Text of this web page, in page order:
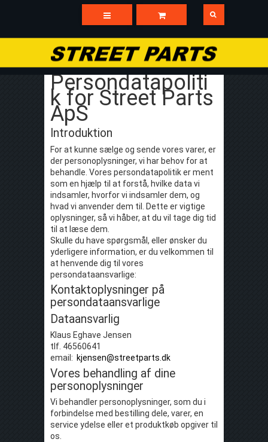
Persondatapoliti
k for Street Parts
ApS
Introduktion
For at kunne sælge og sende vores varer, er
der personoplysninger, vi har behov for at
behandle. Vores persondatapolitik er ment
som en hjælp til at forstå, hvilke data vi
indsamler, hvorfor vi indsamler dem, og
hvad vi anvender dem til. Dette er vigtige
oplysninger, så vi håber, at du vil tage dig tid
til at læse dem.
Skulle du have spørgsmål, eller ønsker du
yderligere information, er du velkommen til
at henvende dig til vores
persondataansvarlige:
Kontaktoplysninger på
persondataansvarlige
Dataansvarlig
Klaus Eghave Jensen
tlf. 46560641
email: kjensen@streetparts.dk
Vores behandling af dine
personoplysninger
Vi behandler personoplysninger, som du i
forbindelse med bestilling dele, varer, en
service ydelse eller et produktkøb opgiver til
os.